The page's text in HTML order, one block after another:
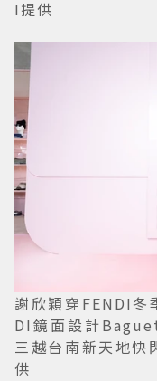
I提供
謝欣穎穿FENDI冬
DI鏡面設計
三越台南新天地快
供